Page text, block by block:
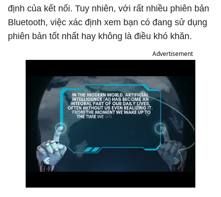
định của kết nối. Tuy nhiên, với rất nhiều phiên bản
Bluetooth, việc xác định xem bạn có đang sử dụng
phiên bản tốt nhất hay không là điều khó khăn.
Advertisement